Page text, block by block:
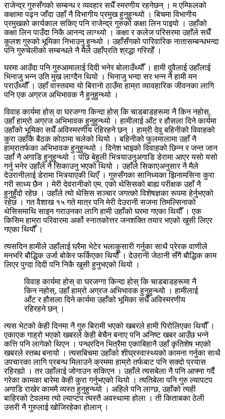
राजेन्द्र गुरुसँगको सम्बन्ध र व्यवहार सधैँ स्मरणीय रहनेछन् । म एम्फिलको
कक्षामा पढ्न जाँदा उहाँ नै विभागीय प्रमुख हुनुहुन्थ्यो । बिचमा विभागीय
प्रमुखको कार्यकाल सकिए पनि राजेन्द्र गुरुको कक्षा लिन पाइयो । उहाँको
कक्षा लिन पाउँदा निकै आनन्द लाग्थ्यो । कक्षा र कलेज परिसरमा उहाँले सधैँ
कुलश गुरुको भूमिका निभाउनु हुन्थ्यो । उहाँसँगको पारिवारिक नातासम्बन्धभन्दा
पनि गुरुचेलीको सम्बन्धले नै मैले उहाँप्रति श्रद्धा गरिरहेँ ।
घरमा आउँदा पनि गुरुआमालाई दिदी भनेर बोलाउँथ्यौँ । हामी दुवैलाई उहाँलाई
भिनाजु भन्न उति मुख लाग्दैन थियो । भिनाजु भन्दा सर भन्न नै हामी मन
पराउँथ्यौँ । उहाँ वास्तवमा यो बिरानो ठाउँमा हाम्रा व्यावहारिक जीवनका लागि
पनि एक अग्रज अभिभावक नै हुनुहुन्थ्यो ।
विवाह कार्यमा होस् वा घरजग्गा किन्दा होस् कि चाडबाडहरूमा नै किन नहोस्,
उहाँ हाम्रो अग्रज अभिभावक हुनुहुन्थ्यो । हामीलाई आँट र हौसला दिने कार्यमा
उहाँको भूमिका सधैँ अविस्मरणीय रहिरहने छन् । हाम्री देवु बहिनीको विवाहको
कुरा उहाँकै बैठक कोठामा चलेको थियो । बहिनीको फुलमालामा उहाँ नै
हाम्रातर्फका अभिभावक हुनुहुन्थ्यो । दिनेश भाइको विवाहको छिन्न र जन्त जान
उहाँ नै अगाडि हुनुहुन्थ्यो । पछि बेहुली भित्र्याउनुअगाडि डेरामा आएर यसो यसो
गर्नु भनेर उहाँले नै सिकाउनु भएको थियो । उहाँले सिकाएअनुसार नै मैले
देउरानीलाई डेरामा भित्र्याएकी थिएँ । गुरुसँगका सानिध्यका झिनामसिना कुरा
गरी साध्य छैन । मेरी देवरानीको एम. एको थेसिसको बाह्य परीक्षक उहाँ नै
हुनुहुँदो रहेछ । उहाँले त्यो थेसिस सञ्चार जगत्को विशेषज्ञका रूपमा हेर्नुभएको
रहेछ । गत वैशाख १५ गते मात्र पनि मेरी देउरानी सजना तिमल्सिनाको
थेसिसमाथि साइन गराउनका लागि हामी उहाँको घरमा गएका थियौँ । एक
किसिम हाम्रा परिवारमा अर्को स्नातकोत्तर जनशक्ति तयार भएको खुसी लिएर
गएका थियौँ ।
त्यसदिन हामीले उहाँलाई घरैमा भेटेर भलाकुसारी गर्नुका साथै प्रेरक वाणीले
मनभरि बौद्धिक उर्जा बोकेर फर्किएका थियौँ । देउरानी जेठानी सँगै बौद्धिक काम
लिएर पुग्दा दिदी पनि निकै खुसी हुनुभएको थियो ।
विवाह कार्यमा होस् वा घरजग्गा किन्दा होस् कि चाडबाडहरूमा नै
किन नहोस्, उहाँ हाम्रो अग्रज अभिभावक हुनुहुन्थ्यो । हामीलाई
आँट र हौसला दिने कार्यमा उहाँको भूमिका सधैँ अविस्मरणीय
रहिरहने छन् ।
त्यस भेटको केही दिनमा नै गुरु बिरामी भएको खबरले हामी पिरोलिएका थियौँ ।
एकाएक गाह्रो भएको खबरले केही बेचैन बनाए पनि अनिष्ट खबर आउँछ भन्ने
कत्ति पनि लागेको थिएन । पन्ध्रदिन भित्रैमा एकाबिहानै उहाँ कृतिशेष भएको
खबरले स्तब्ध बनायो । त्यसबिचमा उहाँको शीघ्रस्वास्थ्यको कामना गर्नुका साथै
उपचारका लागि प्रबन्ध मिलाउने क्रममा हाम्रो तर्फबाट पनि सक्दो प्रयास
रहिरह्यो । तर उहाँलाई जोगाउन सकिएन । उहाँले त्यसबेला नै पनि आफ्ना गर्दै
गरेका कामका बारेमा केही कुरा गर्नुभएको थियो । त्यतिबेला पनि गुरु ल्यापटप
अगाडि राखेर काममै व्यस्त हुनुहुन्थ्यो । अहिले पनि लाग्छ, उहाँको त्यही
बाहिरको टेवलमा त्यो ल्याप्टप त्यस्तै अवस्थामा होला । ती किताबका ठेली
उसरी नै गुरुलाई खोजिरहेका होलान् ।